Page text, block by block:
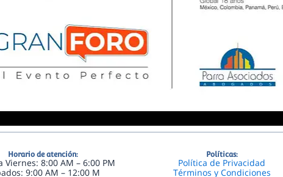
Horario de atención:
Viernes: 8:00 AM – 6:00 PM
9:00 AM – 12:00 M
Políticas:
Política de Privacidad
Términos y Condiciones